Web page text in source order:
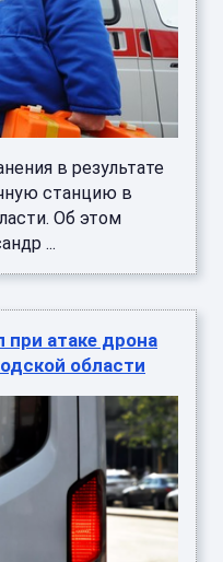
в результате
станцию в
Об этом
...
при атаке дрона
области